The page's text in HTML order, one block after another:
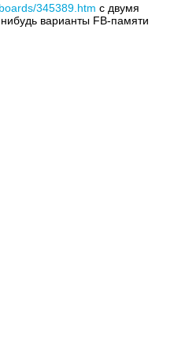
345389.htm с двумя
варианты FB-памяти